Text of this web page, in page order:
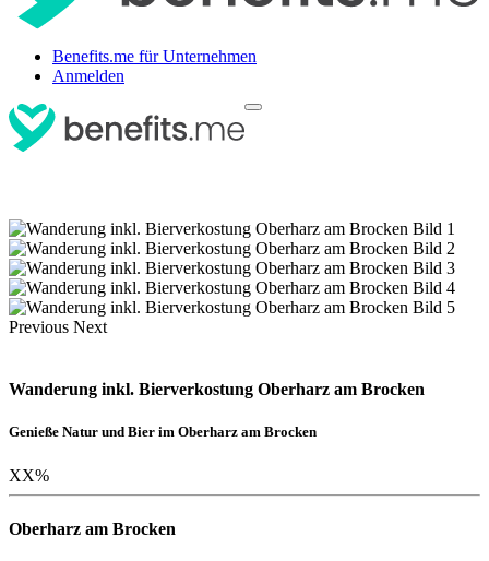
Benefits.me für Unternehmen
Anmelden
Previous Next
Wanderung inkl. Bierverkostung Oberharz am Brocken
Genieße Natur und Bier im Oberharz am Brocken
XX%
Oberharz am Brocken